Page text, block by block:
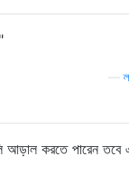
—
আড়াল করতে পারেন তবে